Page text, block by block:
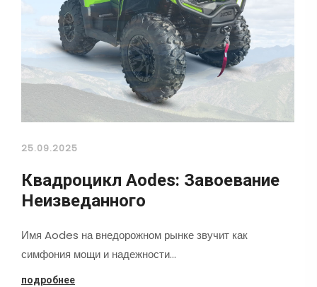
25.09.2025
Квадроцикл Aodes: Завоевание
Неизведанного
Имя Aodes на внедорожном рынке звучит как
симфония мощи и надежности…
подробнее